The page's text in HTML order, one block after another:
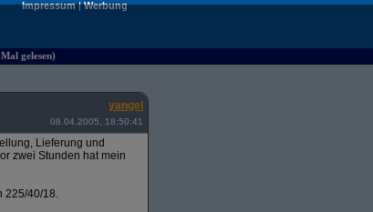
Impressum|Werbung
gelesen)
yangel
08.04.2005, 18:50:41
Lieferung und
zwei Stunden hat mein
225/40/18.